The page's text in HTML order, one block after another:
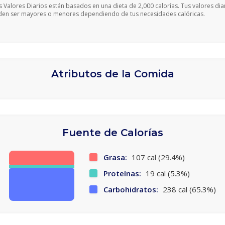
Valores Diarios están basados en una dieta de 2,000 calorías. Tus valores
ser mayores o menores dependiendo de tus necesidades calóricas.
Atributos de la Comida
Fuente de Calorías
Grasa: 107 cal (29.4%)
Proteínas: 19 cal (5.3%)
Carbohidratos: 238 cal (65.3%)